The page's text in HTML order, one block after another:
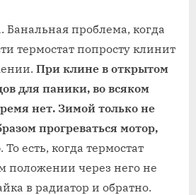
Банальная проблема, когда
термостат попросту клинит
При клине в открытом
для паники, во всяком
нет. Зимой только не
прогреваться мотор,
. То есть, когда термостат
положении через него не
в радиатор и обратно.